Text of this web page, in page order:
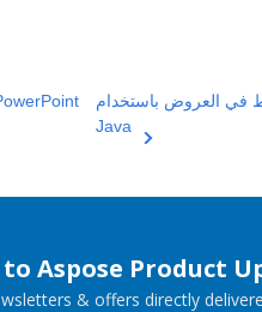
في العروض باستخدام
Java
Aspose Product
& offers directly